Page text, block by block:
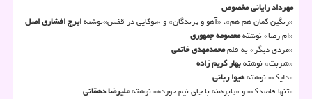
مهرداد رایانی مخصوص
«رنگین کمان هم هم»، «آهو و پرندگان» و «توکایی در قفس»نوشتهایرج افشاری اصل
«ام رضا» نوشتهمعصومه جمهوری
«مردی دیگر» به قلممحمدمهدی خاتمی
«شربت» نوشتهبهار کریم زاده
«دایک» نوشتههیوا ربانی
«تنها قاصدک» و «پابرهنه با چای نیم خورده» نوشتهعلیرضا دهقانی